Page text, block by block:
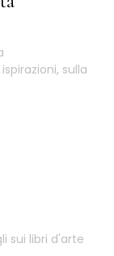
sulla
sui libri d'arte